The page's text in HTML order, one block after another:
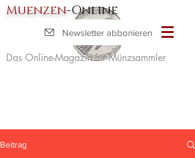
Muenzen-Online
Das Online-Magazin für Münzsammler
Newsletter abbonieren
Beitrag